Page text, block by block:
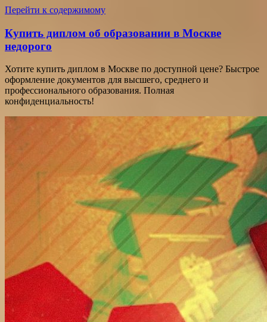
Перейти к содержимому
Купить диплом об образовании в Москве
недорого
Хотите купить диплом в Москве по доступной цене? Быстрое
оформление документов для высшего, среднего и
профессионального образования. Полная
конфиденциальность!